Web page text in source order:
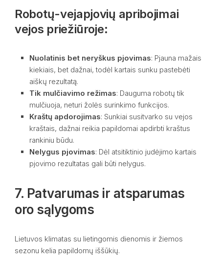
Robotų-vejapjovių apribojimai
vejos priežiūroje:
Nuolatinis bet neryškus pjovimas: Pjauna mažais
kiekiais, bet dažnai, todėl kartais sunku pastebėti
aiškų rezultatą.
Tik mulčiavimo režimas: Dauguma robotų tik
mulčiuoja, neturi žolės surinkimo funkcijos.
Kraštų apdorojimas: Sunkiai susitvarko su vejos
kraštais, dažnai reikia papildomai apdirbti kraštus
rankiniu būdu.
Nelygus pjovimas: Dėl atsitiktinio judėjimo kartais
pjovimo rezultatas gali būti nelygus.
7. Patvarumas ir atsparumas
oro sąlygoms
Lietuvos klimatas su lietingomis dienomis ir žiemos
sezonu kelia papildomų iššūkių.